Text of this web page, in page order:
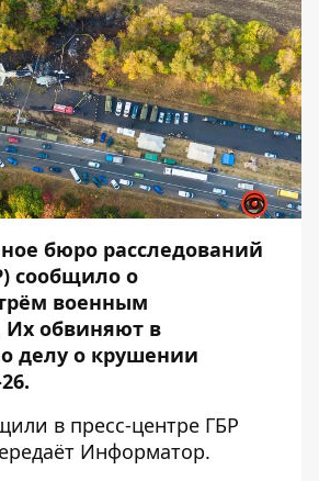
бюро расследований
сообщило о
военным
обвиняют в
делу о крушении
в пресс-центре ГБР
Информатор.